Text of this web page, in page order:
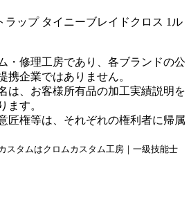
ラップ タイニーブレイドクロス 1ル
・修理工房であり、各ブランドの公
携企業ではありません。
は、お客様所有品の加工実績説明を
ます。
匠権等は、それぞれの権利者に帰属
スタムはクロムカスタム工房｜一級技能士